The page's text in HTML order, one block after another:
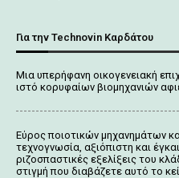
Για την Technovin Καρδάτου
Μια υπερήφανη οικογενειακή
ιστό κορυφαίων βιομηχανιών
Εύρος ποιοτικών μηχανημάτων
τεχνογνωσία, αξιόπιστη και
ριζοσπαστικές εξελίξεις του
στιγμή που διαβάζετε αυτό το